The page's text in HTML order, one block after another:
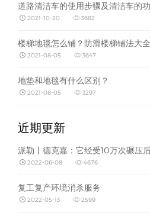
道路清洁车的使用步骤及清洁车的
2021-10-20 3682
楼梯地毯怎么铺？防滑楼梯铺法大全
2021-08-05 3647
地垫和地毯有什么区别？
2021-08-05 3297
近期更新
派勒丨德克嘉：它经受10万次碾压
2022-06-08 4676
复工复产环境消杀服务
2022-05-13 2599